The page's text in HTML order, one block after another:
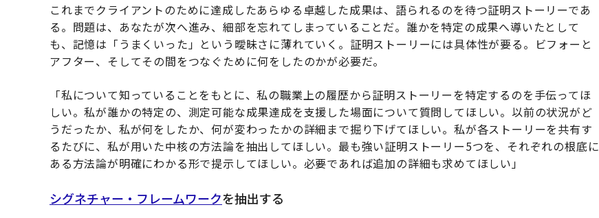
これまでクライアントのために達成したあらゆる卓越した成果は、語られるのを待つ証明ストーリーであ
る。問題は、あなたが次へ進み、細部を忘れてしまっていることだ。誰かを特定の成果へ導いたとして
も、記憶は「うまくいった」という曖昧さに薄れていく。証明ストーリーには具体性が要る。ビフォーと
アフター、そしてその間をつなぐために何をしたのかが必要だ。
「私について知っていることをもとに、私の職業上の履歴から証明ストーリーを特定するのを手伝ってほ
しい。私が誰かの特定の、測定可能な成果達成を支援した場面について質問してほしい。以前の状況がど
うだったか、私が何をしたか、何が変わったかの詳細まで掘り下げてほしい。私が各ストーリーを共有す
るたびに、私が用いた中核の方法論を抽出してほしい。最も強い証明ストーリー5つを、それぞれの根底に
ある方法論が明確にわかる形で提示してほしい。必要であれば追加の詳細も求めてほしい」
シグネチャー・フレームワークを抽出する